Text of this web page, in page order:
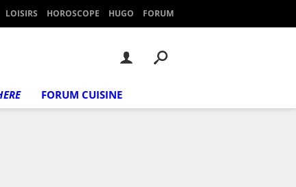
LOISIRS HOROSCOPE HUGO FORUM
FORUM CUISINE